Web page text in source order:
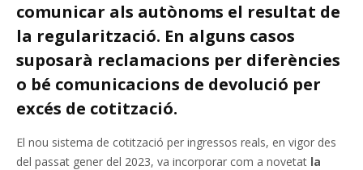
comunicar als autònoms el resultat de
la regularització. En alguns casos
suposarà reclamacions per diferències
o bé comunicacions de devolució per
excés de cotització.
El nou sistema de cotització per ingressos reals, en vigor des
del passat gener del 2023, va incorporar com a novetat la